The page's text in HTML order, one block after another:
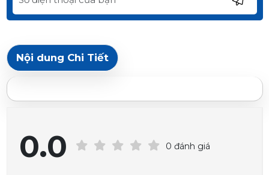
Nội dung Chi Tiết
0.0 0 đánh giá